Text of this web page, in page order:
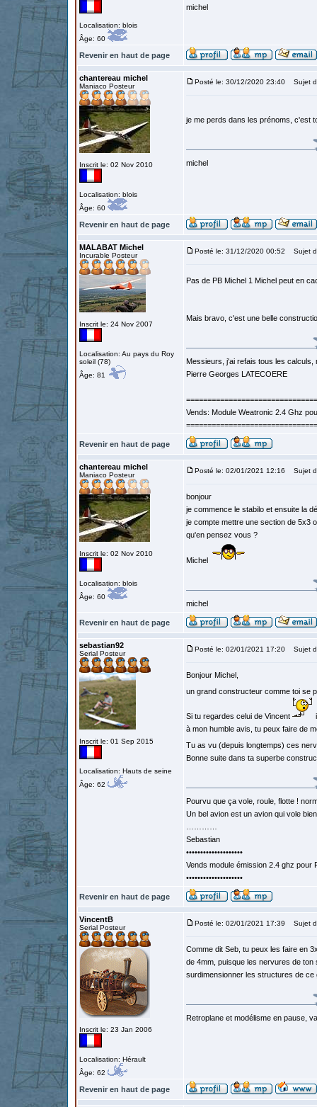
Localisation: blois
Âge: 60
michel
Revenir en haut de page
chantereau michel
Maniaco Posteur
Inscrit le: 02 Nov 2010
Localisation: blois
Âge: 60
Posté le: 30/12/2020 23:40 Sujet
je me perds dans les prénoms, c'est
michel
Revenir en haut de page
MALABAT Michel
Incurable Posteur
Inscrit le: 24 Nov 2007
Localisation: Au pays du Roy
soleil (78)
Âge: 81
Posté le: 31/12/2020 00:52 Sujet
Pas de PB Michel 1 Michel peut en
Mais bravo, c'est une belle
Messieurs, j'ai refais tous les calculs,
Pierre Georges LATECOERE
===============================
Vends: Module Weatronic 2.4 Ghz
===============================
Revenir en haut de page
chantereau michel
Maniaco Posteur
Inscrit le: 02 Nov 2010
Localisation: blois
Âge: 60
Posté le: 02/01/2021 12:16 Sujet
bonjour
je commence le stabilo et ensuite la
je compte mettre une section de 5x3
qu'en pensez vous ?
Michel
michel
Revenir en haut de page
sebastian92
Serial Posteur
Inscrit le: 01 Sep 2015
Localisation: Hauts de seine
Âge: 62
Posté le: 02/01/2021 17:20 Sujet
Bonjour Michel,
un grand constructeur comme toi se
Si tu regardes celui de Vincent
à mon humble avis, tu peux faire de
Tu as vu (depuis longtemps) ces
Bonne suite dans ta superbe
Pourvu que ça vole, roule, flotte !
Un bel avion est un avion qui vole
Sebastian
••••••••••••••••••••
Vends module émission 2.4 ghz
••••••••••••••••••••
Revenir en haut de page
VincentB
Serial Posteur
Inscrit le: 23 Jan 2006
Localisation: Hérault
Âge: 62
Posté le: 02/01/2021 17:39 Sujet
Comme dit Seb, tu peux les faire en
de 4mm, puisque les nervures de ton
surdimensionner les structures de ce
Retroplane et modélisme en pause,
Revenir en haut de page